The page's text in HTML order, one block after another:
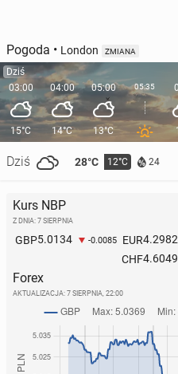
Pogoda • London ZMIANA
Dziś
03:00
15°C
Dziś 28°C 12°C 24
04:00
14°C
05:00
13°C
05:35
Kurs NBP
Z DNIA: 7 SIERPNIA
GBP5.0134 -0.0085 EUR4.2982
CHF4.6049
Forex
AKTUALIZACJA: 7 SIERPNIA, 22:00